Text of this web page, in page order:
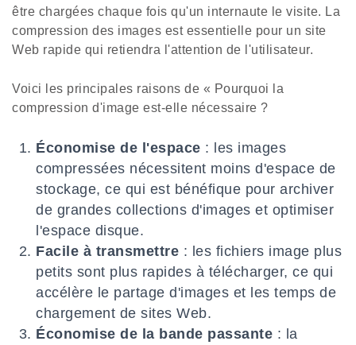
être chargées chaque fois qu'un internaute le visite. La
compression des images est essentielle pour un site
Web rapide qui retiendra l'attention de l'utilisateur.
Voici les principales raisons de « Pourquoi la
compression d'image est-elle nécessaire ?
Économise de l'espace : les images
compressées nécessitent moins d'espace de
stockage, ce qui est bénéfique pour archiver
de grandes collections d'images et optimiser
l'espace disque.
Facile à transmettre : les fichiers image plus
petits sont plus rapides à télécharger, ce qui
accélère le partage d'images et les temps de
chargement de sites Web.
Économise de la bande passante : la